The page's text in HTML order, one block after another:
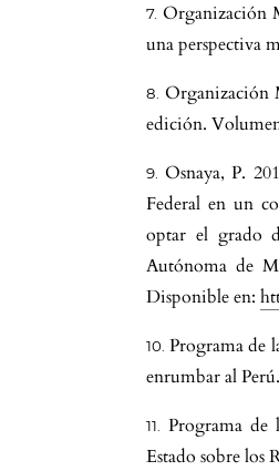
Organización
una perspectiva
Organización
edición.
Osnaya, P.
Federal en un
optar el grado
Autónoma de
Disponible en:
Programa de
enrumbar al
Programa de
Estado sobre los